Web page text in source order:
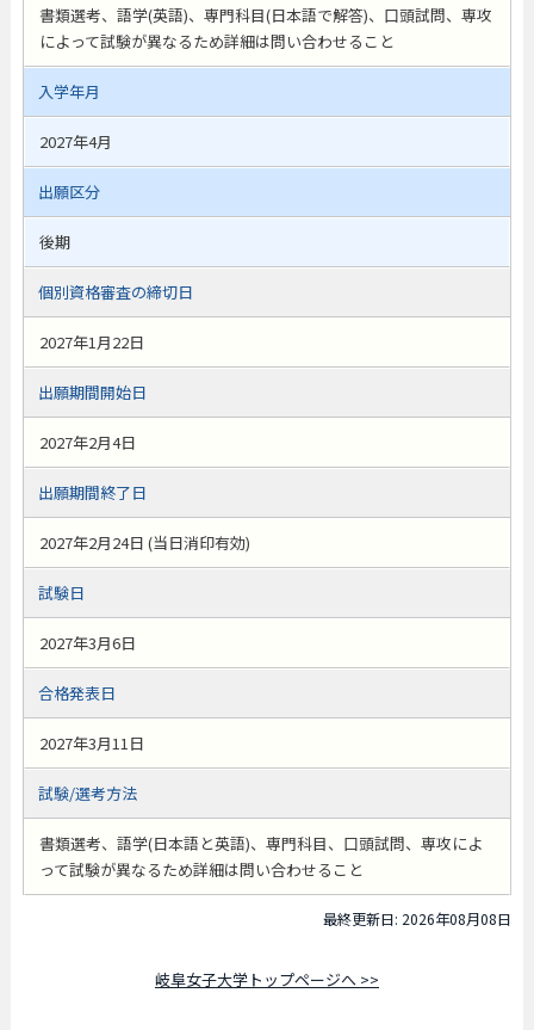
書類選考、語学(英語)、専門科目(日本語で解答)、口頭試問、専攻
によって試験が異なるため詳細は問い合わせること
入学年月
2027年4月
出願区分
後期
個別資格審査の締切日
2027年1月22日
出願期間開始日
2027年2月4日
出願期間終了日
2027年2月24日 (当日消印有効)
試験日
2027年3月6日
合格発表日
2027年3月11日
試験/選考方法
書類選考、語学(日本語と英語)、専門科目、口頭試問、専攻によ
って試験が異なるため詳細は問い合わせること
最終更新日: 2026年08月08日
岐阜女子大学トップページへ >>